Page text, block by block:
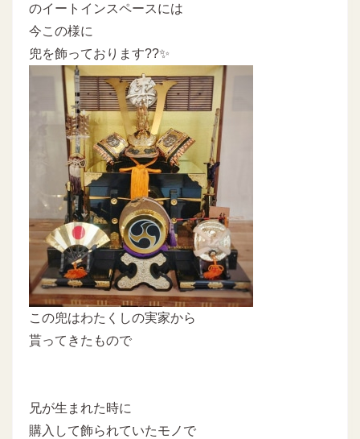
のイートインスペースには
今この様に
兜を飾っております??✨
この兜はわたくしの実家から
貰ってきたもので
兄が生まれた時に
購入して飾られていたモノで